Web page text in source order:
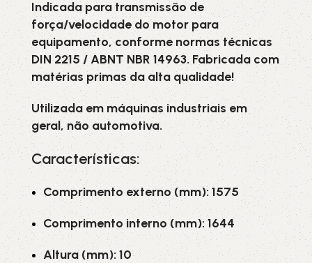
Indicada para transmissão de
força/velocidade do motor para
equipamento, conforme normas técnicas
DIN 2215 / ABNT NBR 14963. Fabricada com
matérias primas da alta qualidade!
Utilizada em máquinas industriais em
geral, não automotiva.
Características:
Comprimento externo (mm): 1575
Comprimento interno (mm): 1644
Altura (mm): 10